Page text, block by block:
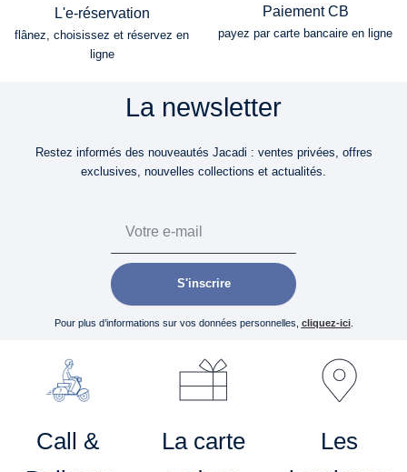
L'e-réservation
flânez, choisissez et réservez en
ligne
Paiement CB
payez par carte bancaire en ligne
La newsletter
Restez informés des nouveautés Jacadi : ventes privées, offres
exclusives, nouvelles collections et actualités.
S'inscrire
Pour plus d’informations sur vos données personnelles, cliquez-ici.
Call &
La carte
Les